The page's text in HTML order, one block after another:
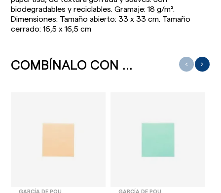
biodegradables y reciclables. Gramaje: 18 g/m².
Dimensiones: Tamaño abierto: 33 x 33 cm. Tamaño
cerrado: 16,5 x 16,5 cm
COMBÍNALO CON ...
GARCÍA DE POU GARCÍA DE POU
‹ ›